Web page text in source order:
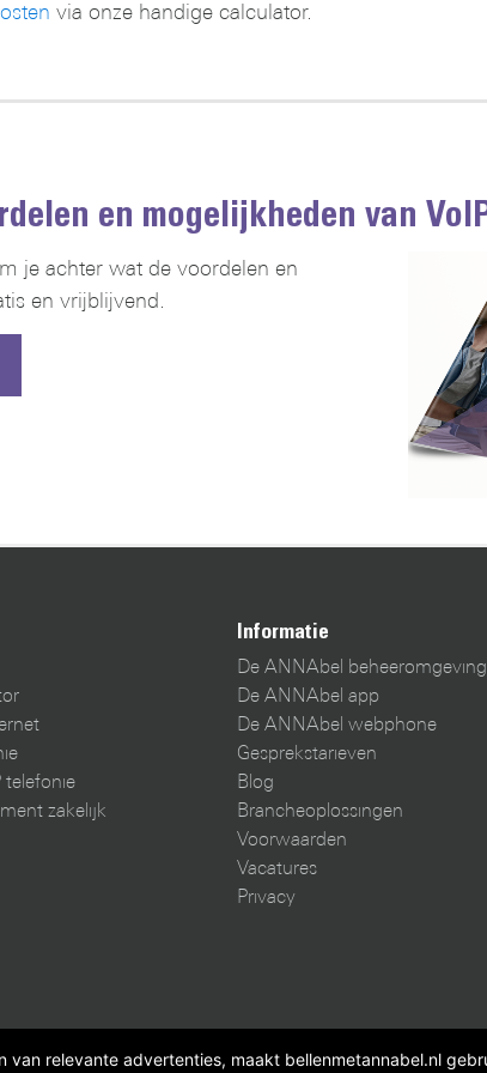
via onze handige calculator.
en mogelijkheden van
je achter wat de voordelen en
en vrijblijvend.
telefonie
zakelijk
Informatie
De ANNAbel beheeromgeving
De ANNAbel app
De ANNAbel webphone
Gesprekstarieven
Blog
Brancheoplossingen
Voorwaarden
Vacatures
Privacy
relevante advertenties, maakt bellenmetannabel.nl